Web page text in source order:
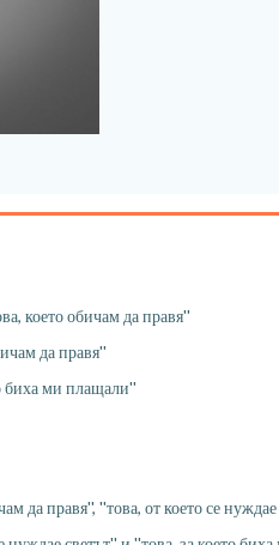
което обичам да правя''
да правя''
биха ми плащали''
да правя'', ''това, от което се